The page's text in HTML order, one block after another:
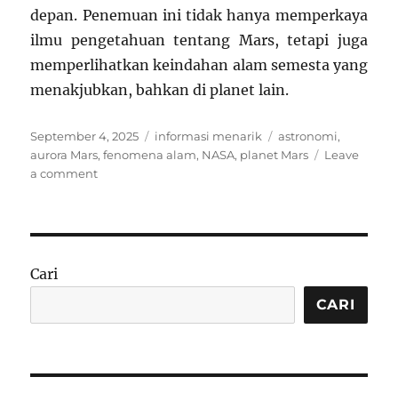
depan. Penemuan ini tidak hanya memperkaya
ilmu pengetahuan tentang Mars, tetapi juga
memperlihatkan keindahan alam semesta yang
menakjubkan, bahkan di planet lain.
Posted
on
September 4, 2025 Categories
informasi menarik Tags
astronomi,
aurora Mars,fenomena alam, NASA, planet Mars
Leave
a commenton
Menarik
yang
NASA
Cari
CARI